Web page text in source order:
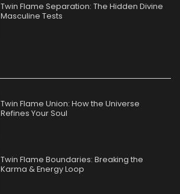
Twin Flame Separation: The Hidden Divine
Masculine Tests
Twin Flame Union: How the Universe
Refines Your Soul
Twin Flame Boundaries: Breaking the
Karma & Energy Loop